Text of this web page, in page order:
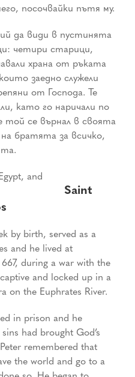
посочвайки пътя му.
да види в пустинята
четири старици,
храна от ръката
заедно служели
от Господа. Те
като го наричали по
той се върнал в своята
братята за всичко,
Saint
by birth, served as a
and he lived at
during a war with the
and locked up in a
on the Euphrates River.
in prison and he
had brought God’s
remembered that
the world and go to a